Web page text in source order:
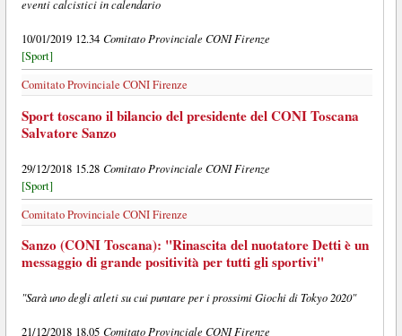
eventi calcistici in calendario
10/01/2019 12.34 Comitato Provinciale CONI Firenze
[Sport]
Comitato Provinciale CONI Firenze
Sport toscano il bilancio del presidente del CONI Toscana
Salvatore Sanzo
29/12/2018 15.28 Comitato Provinciale CONI Firenze
[Sport]
Comitato Provinciale CONI Firenze
Sanzo (CONI Toscana): "Rinascita del nuotatore Detti è un
messaggio di grande positività per tutti gli sportivi"
"Sarà uno degli atleti su cui puntare per i prossimi Giochi di Tokyo 2020"
21/12/2018 18.05 Comitato Provinciale CONI Firenze